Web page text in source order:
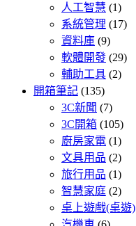
人工智慧 (1)
系統管理 (17)
資料庫 (9)
軟體開發 (29)
輔助工具 (2)
開箱筆記 (135)
3C新聞 (7)
3C開箱 (105)
廚房家電 (1)
文具用品 (2)
旅行用品 (1)
智慧家庭 (2)
桌上遊戲(桌遊)